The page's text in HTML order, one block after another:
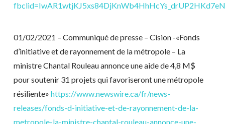
01/02/2021 – Communiqué de presse – Cision -«Fonds
d’initiative et de rayonnement de la métropole – La
ministre Chantal Rouleau annonce une aide de 4,8 M$
pour soutenir 31 projets qui favoriseront une métropole
résiliente» https://www.newswire.ca/fr/news-
releases/fonds-d-initiative-et-de-rayonnement-de-la-
metropole-la-ministre-chantal-rouleau-annonce-une-